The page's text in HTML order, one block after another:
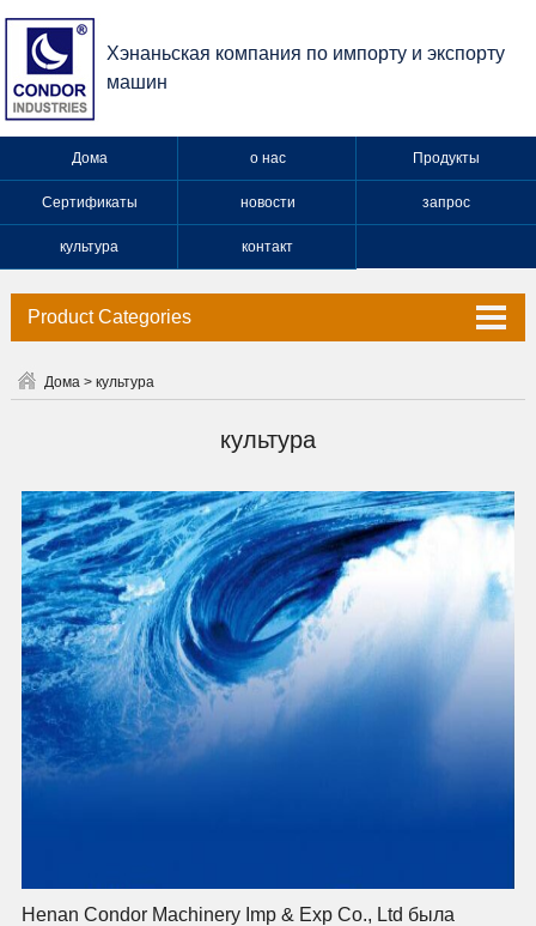
Хэнаньская компания по импорту и экспорту
машин
Дома о нас Продукты
Сертификаты новости запрос
культура контакт
Product Categories
Дома> культура
культура
Henan Condor Machinery Imp & Exp Co., Ltd была